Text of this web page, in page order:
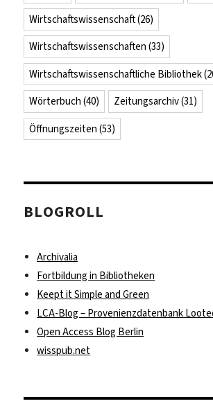
Wirtschaftswissenschaft(26)
Wirtschaftswissenschaften (33)
Wirtschaftswissenschaftliche Bibliothek
Wörterbuch (40) Zeitungsarchiv(31)
Öffnungszeiten (53)
BLOGROLL
Archivalia
Fortbildung in Bibliotheken
Keept it Simple and Green
LCA-Blog – Provenienzdatenbank
Open Access Blog Berlin
wisspub.net